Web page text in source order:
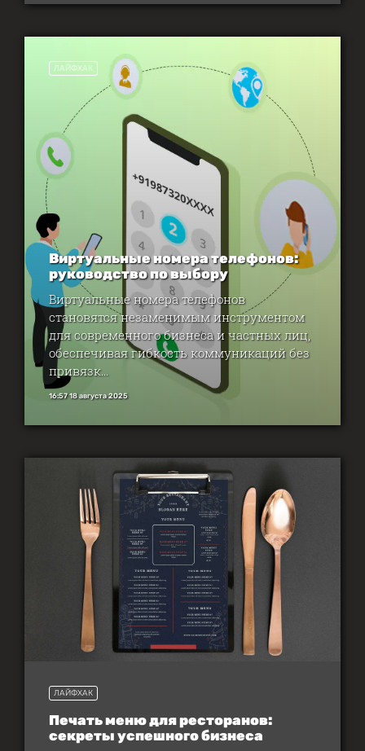
ЛАЙФХАК
Виртуальные номера телефонов:
руководство по выбору
Виртуальные номера телефонов
становятся незаменимым инструментом
для современного бизнеса и частных лиц,
обеспечивая гибкость коммуникаций без
привязк...
16:57 18 августа 2025
ЛАЙФХАК
Печать меню для ресторанов:
секреты успешного бизнеса